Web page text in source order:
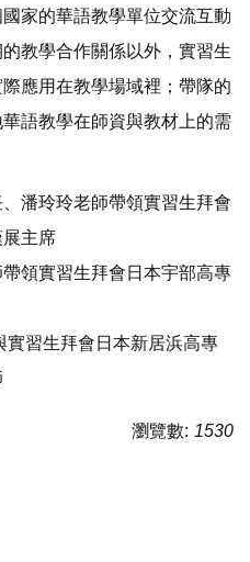
的華語教學單位交流互動
教學合作關係以外，實習生
應用在教學場域裡；帶隊的
語教學在師資與教材上的需
潘玲玲老師帶領實習生拜會
主席
領實習生拜會日本宇部高專
實習生拜會日本新居浜高專
瀏覽數: 1530